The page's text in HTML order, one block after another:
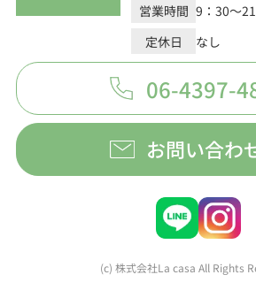
営業時間 9：30～
定休日
なし
06-4397-
お問い合わ
(c) 株式会社La casa All Rights